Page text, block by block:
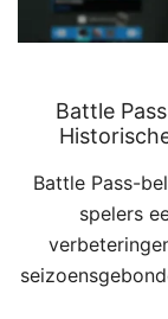
Battle
Battle Pass-
spelers